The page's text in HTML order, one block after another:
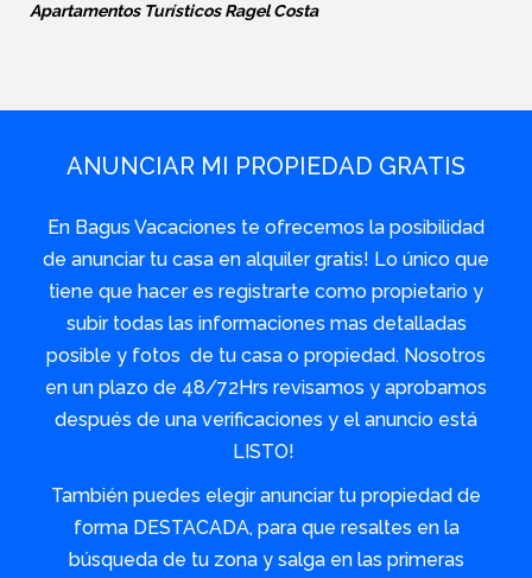
Apartamentos Turísticos Ragel Costa
ANUNCIAR MI PROPIEDAD GRATIS
En Bagus Vacaciones te ofrecemos la posibilidad
de anunciar tu casa en alquiler gratis! Lo único que
tiene que hacer es registrarte como propietario y
subir todas las informaciones mas detalladas
posible y fotos de tu casa o propiedad. Nosotros
en un plazo de 48/72Hrs revisamos y aprobamos
después de una verificaciones y el anuncio está
LISTO!
También puedes elegir anunciar tu propiedad de
forma DESTACADA, para que resaltes en la
búsqueda de tu zona y salga en las primeras